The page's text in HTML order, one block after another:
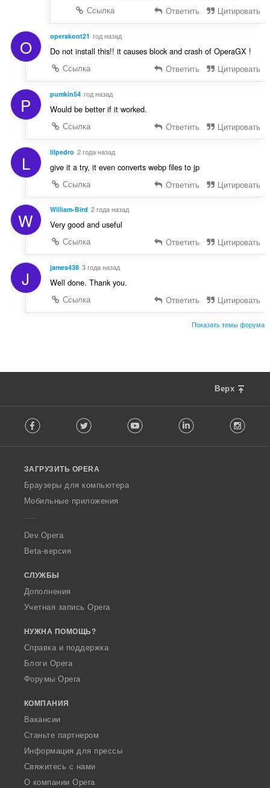
Ссылка
Ответить Цитировать
O operakont21 год назад
Do not install this!! it causes block and crash of OperaGX !
Ссылка
Ответить Цитировать
P pumkin54 год назад
Would be better if it worked.
Ссылка
Ответить Цитировать
L lilpedro 2 года назад
give it a try, it even converts webp files to jp
Ссылка
Ответить Цитировать
W William-Bird 2 года назад
Very good and useful
Ссылка
Ответить Цитировать
J james438 3 года назад
Well done. Thank you.
Ссылка
Ответить Цитировать
Показать темы форума
Верх
o
w
O
p
a
Facebook Twitter Youtube LinkedIn
ЗАГРУЗИТЬ OPERA
Браузеры для компьютера
Мобильные приложения
Dev.Opera
Beta-версия
СЛУЖБЫ
Дополнения
Учетная запись Opera
НУЖНА ПОМОЩЬ?
Справка и поддержка
Блоги Opera
Форумы Opera
КОМПАНИЯ
Вакансии
Станьте партнером
Информация для прессы
Свяжитесь с нами
О компании Opera